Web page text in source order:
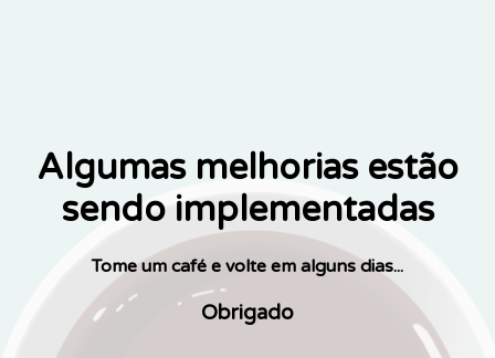
Algumas melhorias estão
sendo implementadas
Tome um café e volte em alguns dias...
Obrigado